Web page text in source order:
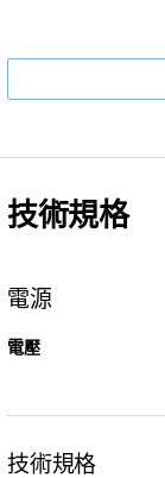
技術規格
電源
電壓
技術規格